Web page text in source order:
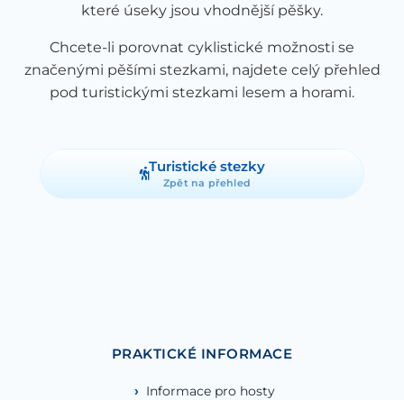
které úseky jsou vhodnější pěšky.
Chcete-li porovnat cyklistické možnosti se
značenými pěšími stezkami, najdete celý přehled
pod turistickými stezkami lesem a horami.
Turistické stezky
Zpět na přehled
PRAKTICKÉ INFORMACE
Informace pro hosty